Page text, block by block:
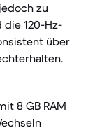
zu
120-Hz-
über
8 GB RAM